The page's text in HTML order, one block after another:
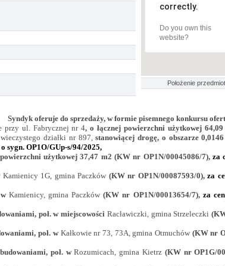
correctly.
Do you own this
website?
Położenie
Syndyk oferuje do sprzedaży, w formie pisemnego konkursu
przy ul. Fabrycznej nr 4, o łącznej powierzchni użytkowej
działki nr 897,stanowiącej drogę, o obszarze 0,0146
sygn.OP1O/GUp-s/94/2025,
powierzchni użytkowej 37,47 m2 (KW nr OP1N/00045086/7),za
Kamienicy 1G, gmina Paczków (KW nr OP1N/00087593/0),za
Kamienicy, gmina Paczków (KW nr OP1N/00013654/7), za
poł. w miejscowości Racławiczki, gmina Strzeleczki
poł. wKałkowie nr 73, 73A, gmina Otmuchów (KW nr
poł. wRozumicach, gmina Kietrz (KW nr OP1G/